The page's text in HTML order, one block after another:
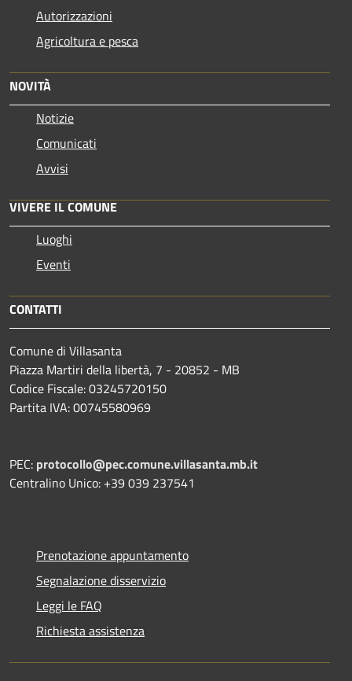
Autorizzazioni
Agricoltura e pesca
NOVITÀ
Notizie
Comunicati
Avvisi
VIVERE IL COMUNE
Luoghi
Eventi
CONTATTI
Comune di Villasanta
Piazza Martiri della libertà, 7 - 20852 - MB
Codice Fiscale: 03245720150
Partita IVA: 00745580969
PEC: protocollo@pec.comune.villasanta.mb.it
Centralino Unico: +39 039 237541
Prenotazione appuntamento
Segnalazione disservizio
Leggi le FAQ
Richiesta assistenza